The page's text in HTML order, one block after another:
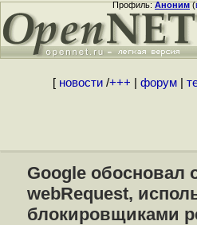
Профиль:Аноним(
[ новости/+++ форум|
Google обосновал
webRequest,
блокировщиками